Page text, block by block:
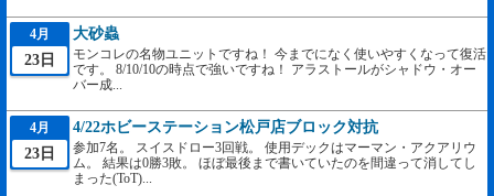
4月
23日
大砂蟲
モンコレの名物ユニットですね！ 今までになく使いやすくなって復活
です。 8/10/10の時点で強いですね！ アラストールがシャドウ・オー
バー成...
4月
23日
4/22ホビーステーション松戸店ブロック対抗
参加7名。 スイスドロー3回戦。 使用デックはマーマン・アクアリウ
ム。 結果は0勝3敗。 ほぼ最後まで書いていたのを間違って消してし
まった(ToT)...